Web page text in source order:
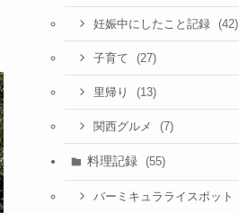
妊娠中にしたこと記録 (42)
子育て (27)
里帰り (13)
関西グルメ (7)
料理記録 (55)
バーミキュラライスポット